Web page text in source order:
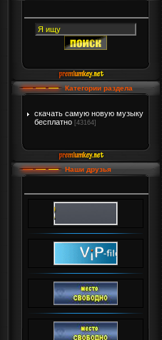
Категории раздела
скачать самую новую музыку
бесплатно [43164]
Наши друзья